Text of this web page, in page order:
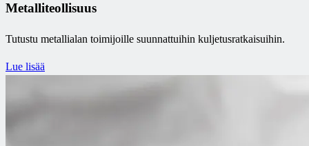
Metalliteollisuus
Tutustu metallialan toimijoille suunnattuihin kuljetusratkaisuihin.
Lue lisää